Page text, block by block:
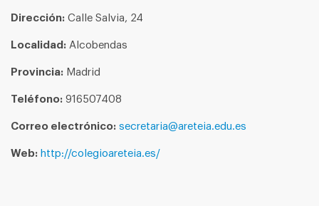
Dirección: Calle Salvia, 24
Localidad: Alcobendas
Provincia: Madrid
Teléfono: 916507408
Correo electrónico: secretaria@areteia.edu.es
Web: http://colegioareteia.es/